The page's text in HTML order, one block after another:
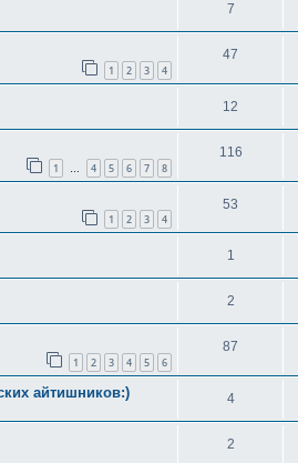
7
1 2 3 4
47
12
1 … 4 5 6 7 8
116
1 2 3 4
53
1
2
1 2 3 4 5 6
87
айтишников:) 4
2